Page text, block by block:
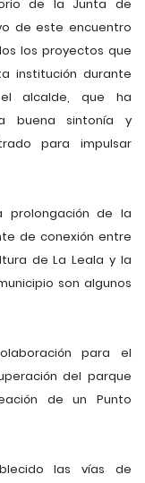
de la Junta de
de este encuentro
los proyectos que
institución durante
alcalde, que ha
buena sintonía y
para impulsar
prolongación de la
de conexión entre
de La Leala y la
son algunos
para el
del parque
de un Punto
las vías de